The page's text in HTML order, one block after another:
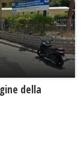
della